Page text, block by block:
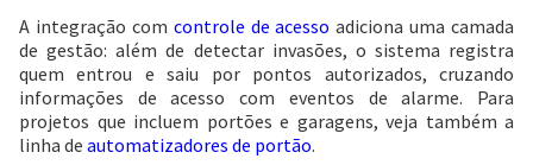
A integração com controle de acesso adiciona uma camada
de gestão: além de detectar invasões, o sistema registra
quem entrou e saiu por pontos autorizados, cruzando
informações de acesso com eventos de alarme. Para
projetos que incluem portões e garagens, veja também a
linha de automatizadores de portão.